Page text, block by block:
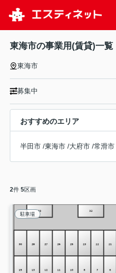
東海市の事業用(賃貸)一覧
東海市
募集中
おすすめのエリア
半田市 /東海市 /大府市 /常滑市
2件 5区画
駐車場